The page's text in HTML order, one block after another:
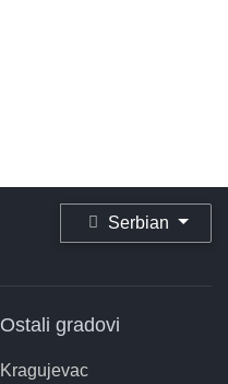
Serbian
Ostali gradovi
Kragujevac